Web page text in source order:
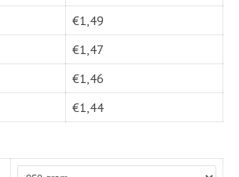
€1,49
€1,47
€1,46
€1,44